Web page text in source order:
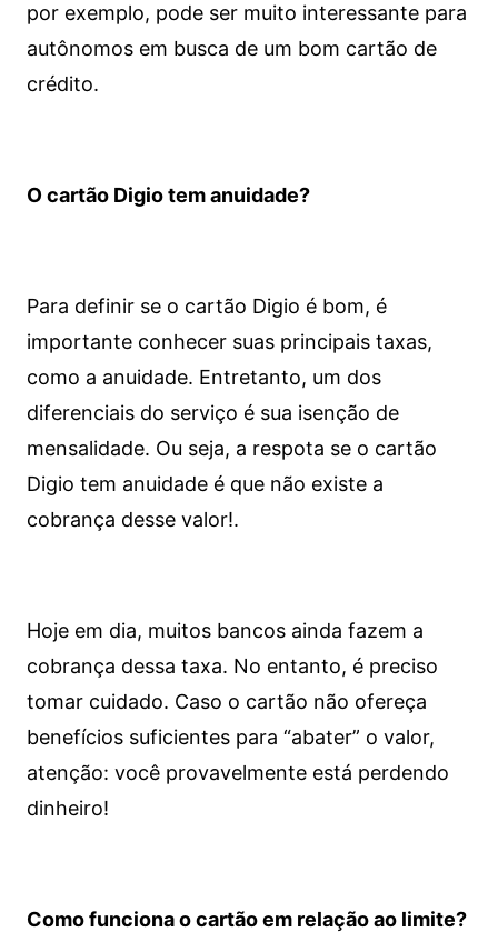
por exemplo, pode ser muito interessante para
autônomos em busca de um bom cartão de
crédito.
O cartão Digio tem anuidade?
Para definir se o cartão Digio é bom, é
importante conhecer suas principais taxas,
como a anuidade. Entretanto, um dos
diferenciais do serviço é sua isenção de
mensalidade. Ou seja, a respota se o cartão
Digio tem anuidade é que não existe a
cobrança desse valor!.
Hoje em dia, muitos bancos ainda fazem a
cobrança dessa taxa. No entanto, é preciso
tomar cuidado. Caso o cartão não ofereça
benefícios suficientes para “abater” o valor,
atenção: você provavelmente está perdendo
dinheiro!
Como funciona o cartão em relação ao limite?